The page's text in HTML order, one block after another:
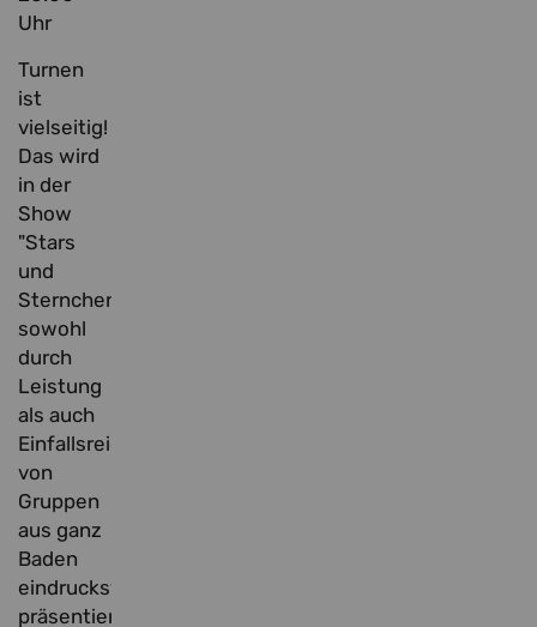
Uhr
Turnen
ist
vielseitig!
Das wird
in der
Show
"Stars
und
Sternchen"
sowohl
durch
Leistung
als auch
Einfallsreichtum
von
Gruppen
aus ganz
Baden
eindrucksvoll
präsentiert.